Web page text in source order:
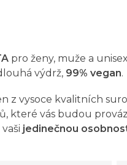
pro ženy, muže a
výdrž, 99% vegan.
z vysoce kvalitních
které vás budou
jedinečnou